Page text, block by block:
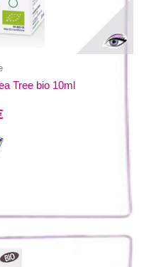
Tree bio 10ml